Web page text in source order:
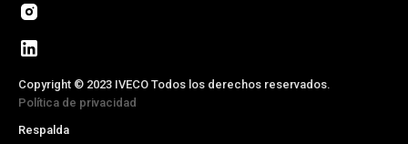
Copyright © 2023 IVECO Todos los derechos reservados.
Política de privacidad
Respalda